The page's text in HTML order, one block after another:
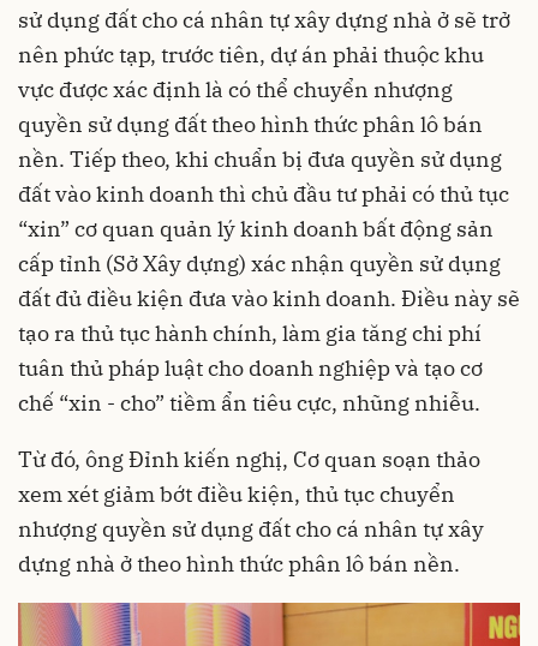
sử dụng đất cho cá nhân tự xây dựng nhà ở sẽ trở
nên phức tạp, trước tiên, dự án phải thuộc khu
vực được xác định là có thể chuyển nhượng
quyền sử dụng đất theo hình thức phân lô bán
nền. Tiếp theo, khi chuẩn bị đưa quyền sử dụng
đất vào kinh doanh thì chủ đầu tư phải có thủ tục
“xin” cơ quan quản lý kinh doanh bất động sản
cấp tỉnh (Sở Xây dựng) xác nhận quyền sử dụng
đất đủ điều kiện đưa vào kinh doanh. Điều này sẽ
tạo ra thủ tục hành chính, làm gia tăng chi phí
tuân thủ pháp luật cho doanh nghiệp và tạo cơ
chế “xin - cho” tiềm ẩn tiêu cực, nhũng nhiễu.
Từ đó, ông Đỉnh kiến nghị, Cơ quan soạn thảo
xem xét giảm bớt điều kiện, thủ tục chuyển
nhượng quyền sử dụng đất cho cá nhân tự xây
dựng nhà ở theo hình thức phân lô bán nền.